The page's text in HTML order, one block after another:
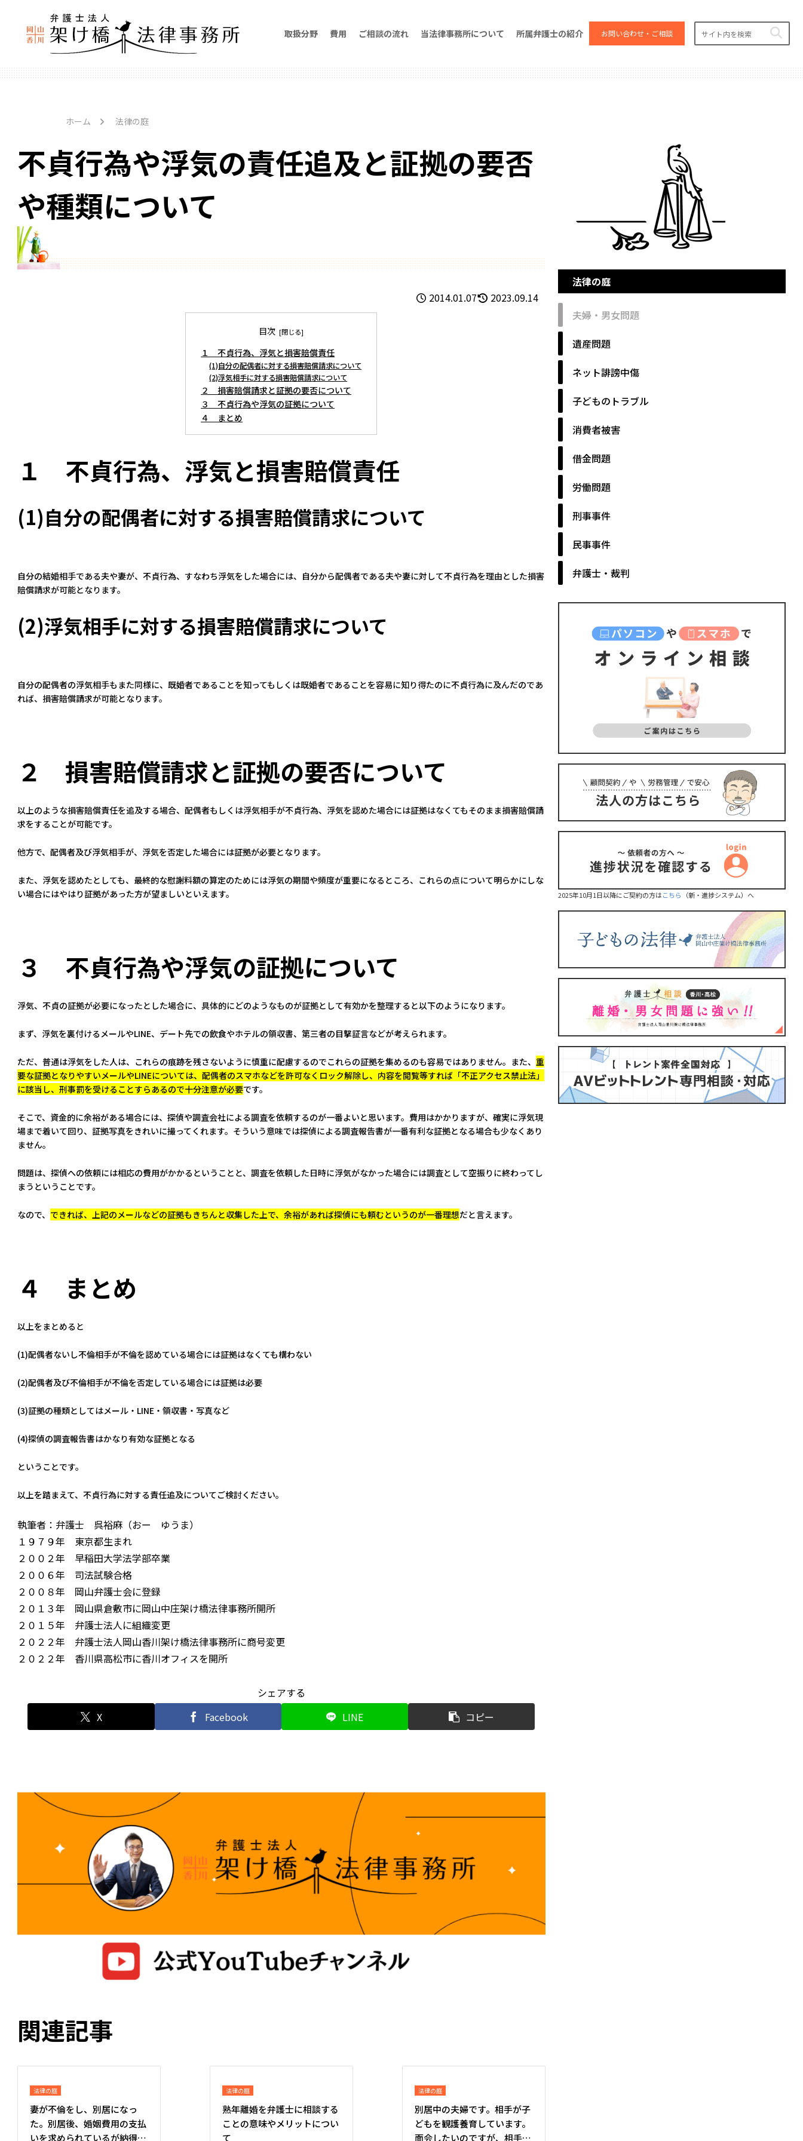
取扱分野 費用 ご相談の流れ 当法律事務所について 所属弁護士の紹介 お問い合わせ・ご相談
ホーム 法律の庭
不貞行為や浮気の責任追及と証拠の要否
や種類について
2014.01.07 2023.09.14
目次
１ 不貞行為、浮気と損害賠償責任
(1)自分の配偶者に対する損害賠償請求について
(2)浮気相手に対する損害賠償請求について
２ 損害賠償請求と証拠の要否について
３ 不貞行為や浮気の証拠について
４ まとめ
１ 不貞行為、浮気と損害賠償責任
(1)自分の配偶者に対する損害賠償請求について
自分の結婚相手である夫や妻が、不貞行為、すなわち浮気をした場合には、自分から配偶者である夫や妻に対して不貞行為を理由とした損害
賠償請求が可能となります。
(2)浮気相手に対する損害賠償請求について
自分の配偶者の浮気相手もまた同様に、既婚者であることを知ってもしくは既婚者であることを容易に知り得たのに不貞行為に及んだのであ
れば、損害賠償請求が可能となります。
２ 損害賠償請求と証拠の要否について
以上のような損害賠償責任を追及する場合、配偶者もしくは浮気相手が不貞行為、浮気を認めた場合には証拠はなくてもそのまま損害賠償請
求をすることが可能です。
他方で、配偶者及び浮気相手が、浮気を否定した場合には証拠が必要となります。
また、浮気を認めたとしても、最終的な慰謝料額の算定のためには浮気の期間や頻度が重要になるところ、これらの点について明らかにしな
い場合にはやはり証拠があった方が望ましいといえます。
３ 不貞行為や浮気の証拠について
浮気、不貞の証拠が必要になったとした場合に、具体的にどのようなものが証拠として有効かを整理すると以下のようになります。
まず、浮気を裏付けるメールやLINE、デート先での飲食やホテルの領収書、第三者の目撃証言などが考えられます。
ただ、普通は浮気をした人は、これらの痕跡を残さないように慎重に配慮するのでこれらの証拠を集めるのも容易ではありません。また、 重
要な証拠となりやすいメールやLINEについては、配偶者のスマホなどを許可なくロック解除し、内容を閲覧等すれば「不正アクセス禁止法」
に該当し、刑事罰を受けることすらあるので十分注意が必要です。
そこで、資金的に余裕がある場合には、探偵や調査会社による調査を依頼するのが一番よいと思います。費用はかかりますが、確実に浮気現
場まで着いて回り、証拠写真をきれいに撮ってくれます。そういう意味では探偵による調査報告書が一番有利な証拠となる場合も少なくあり
ません。
問題は、探偵への依頼には相応の費用がかかるということと、調査を依頼した日時に浮気がなかった場合には調査として空振りに終わってし
まうということです。
なので、 できれば、上記のメールなどの証拠もきちんと収集した上で、余裕があれば探偵にも頼むというのが一番理想だと言えます。
４ まとめ
以上をまとめると
(1)配偶者ないし不倫相手が不倫を認めている場合には証拠はなくても構わない
(2)配偶者及び不倫相手が不倫を否定している場合には証拠は必要
(3)証拠の種類としてはメール・LINE・領収書・写真など
(4)探偵の調査報告書はかなり有効な証拠となる
ということです。
以上を踏まえて、不貞行為に対する責任追及についてご検討ください。
執筆者：弁護士 呉裕麻（おー ゆうま）
１９７９年 東京都生まれ
２００２年 早稲田大学法学部卒業
２００６年 司法試験合格
２００８年 岡山弁護士会に登録
２０１３年 岡山県倉敷市に岡山中庄架け橋法律事務所開所
２０１５年 弁護士法人に組織変更
２０２２年 弁護士法人岡山香川架け橋法律事務所に商号変更
２０２２年 香川県高松市に香川オフィスを開所
シェアする
X
Facebook LINE コピー
関連記事
法律の庭
妻が不倫をし、別居になっ
た。別居後、婚姻費用の支払
いを求められているが納得が
法律の庭
熟年離婚を弁護士に相談する
ことの意味やメリットについ
て
法律の庭
別居中の夫婦です。相手が子
どもを観護養育しています。
面会したいのですが、相手が
法律の庭
夫婦・男女問題
遺産問題
ネット誹謗中傷
子どものトラブル
消費者被害
借金問題
労働問題
刑事事件
民事事件
弁護士・裁判
2025年10月1日以降にご契約の方はこちら （新・進捗システム）へ